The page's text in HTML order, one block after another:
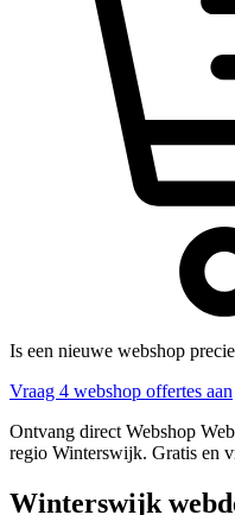
Is een nieuwe webshop
Vraag 4 webshop offertes aan
Ontvang direct Webshop
regio Winterswijk. Gratis en
Winterswijk